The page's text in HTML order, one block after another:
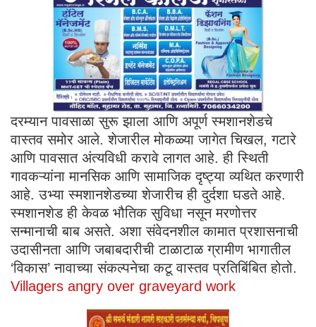
दरम्यान पावसाळा सुरू झाला आणि अपूर्ण स्मशानशेडचे
वास्तव समोर आले. शेजारील मोकळ्या जागेत चिखल, गटारे
आणि पावसात अंत्यविधी करावे लागत आहे. ही स्थिती
गावकऱ्यांना मानसिक आणि सामाजिक दृष्ट्या व्यथित करणारी
आहे. उभ्या स्मशानशेडच्या शेजारीच ही दुर्दशा घडते आहे.
स्मशानशेड ही केवळ भौतिक सुविधा नसून मरणोत्तर
सन्मानाची बाब असते. अशा संवेदनशील कामात प्रशासनाची
उदासीनता आणि जबाबदारीची टाळाटाळ ग्रामीण भागातील
‘विकास’ नावाच्या संकल्पनेचा कटू वास्तव प्रतिबिंबित होतो.
Villagers angry over graveyard work